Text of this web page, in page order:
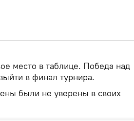
место в таблице. Победа над
в финал турнира.
были не уверены в своих